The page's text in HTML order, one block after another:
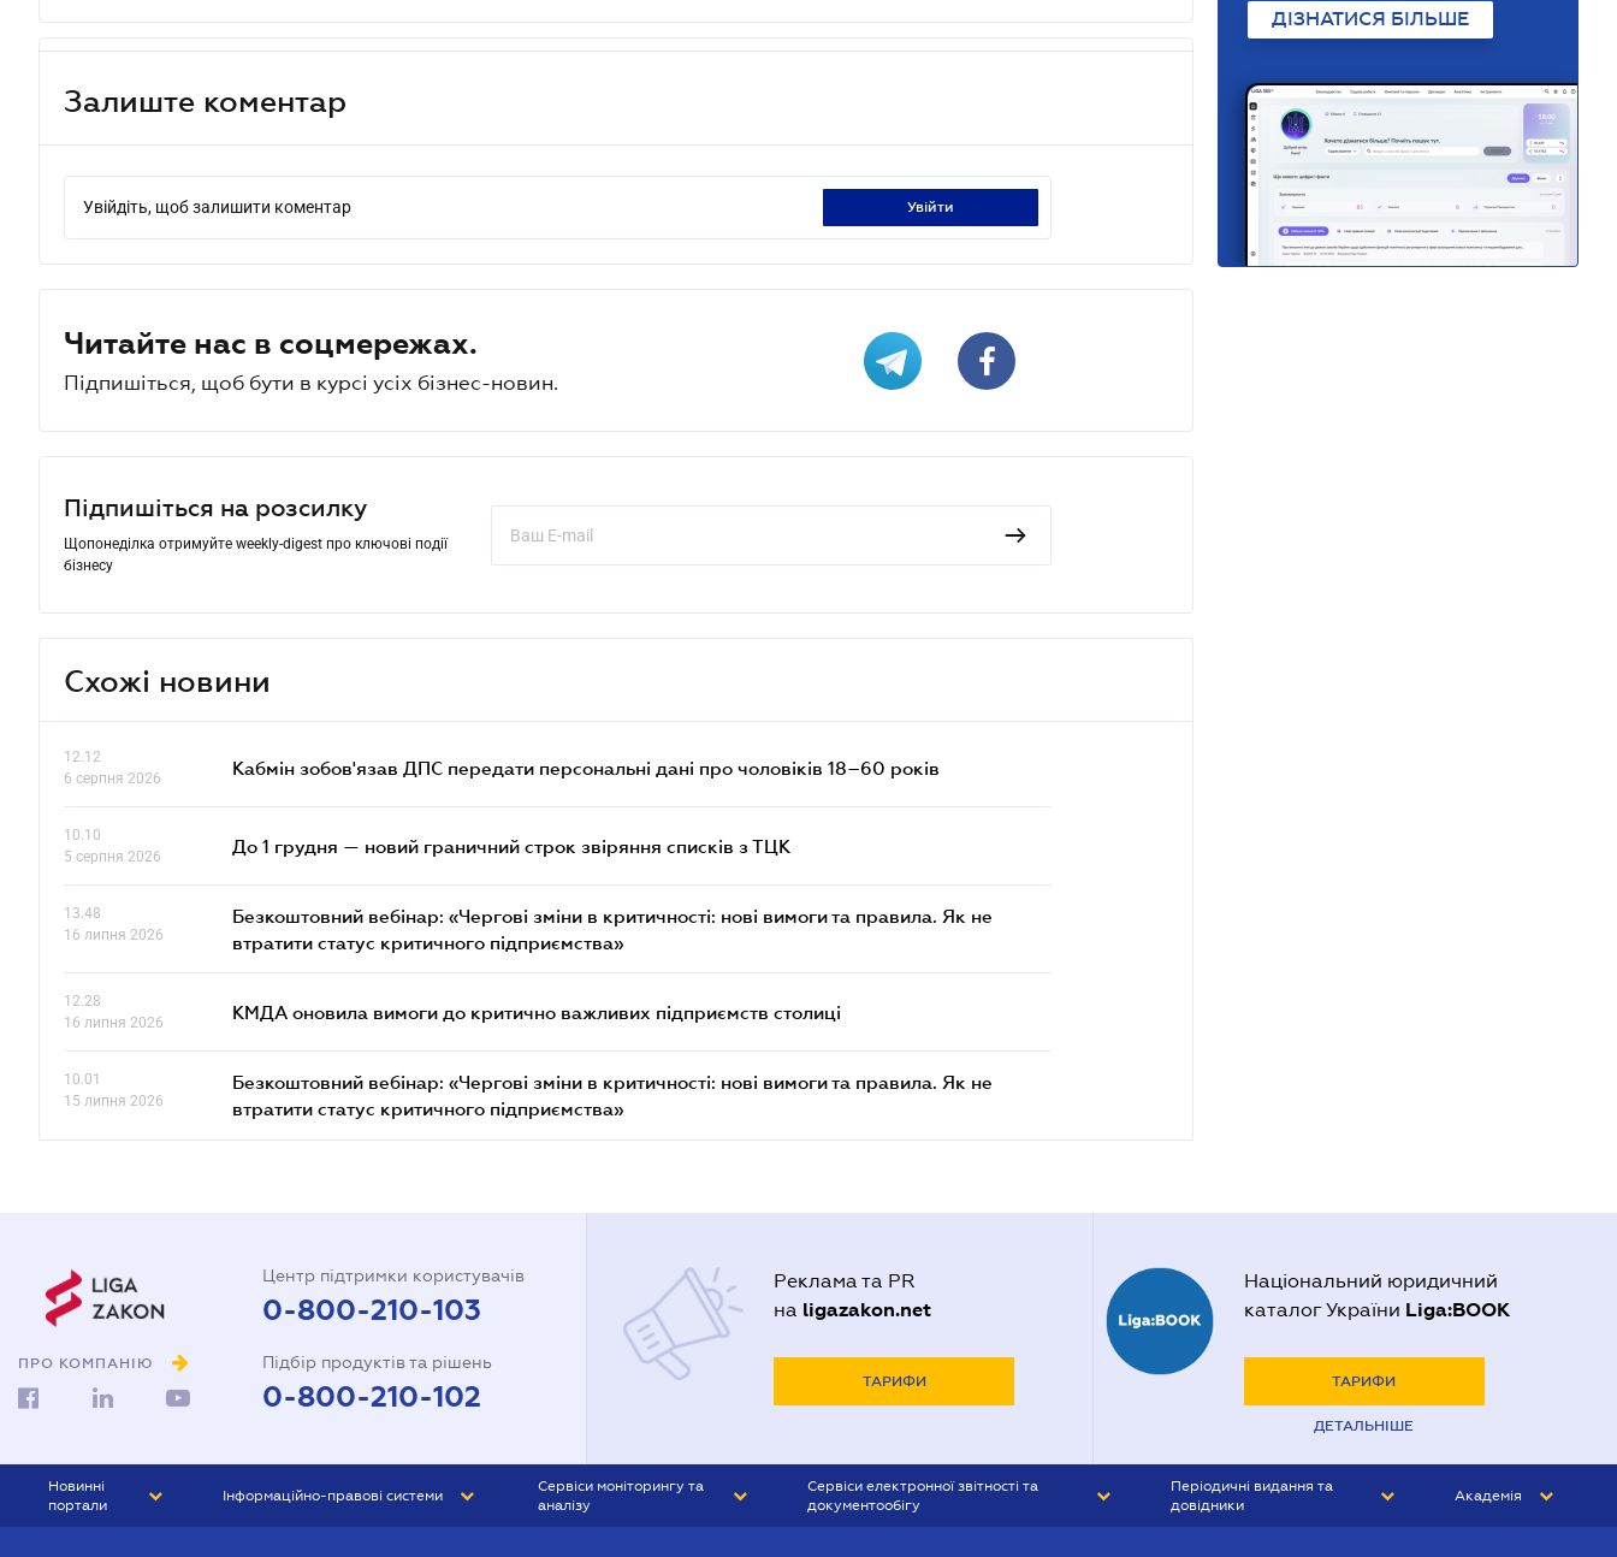
Залиште коментар
Увійдіть, щоб залишити коментар увійти
Читайте нас в соцмережах.
Підпишіться, щоб бути в курсі усіх бізнес-новин.
Підпишіться на розсилку
Щопонеділка отримуйте weekly-digest про ключові події
бізнесу
Схожі новини
12.12
6 серпня 2026
Кабмін зобов'язав ДПС передати персональні дані про чоловіків 18–60 років
10.10
5 серпня 2026
До 1 грудня — новий граничний строк звіряння списків з ТЦК
13.48
16 липня 2026
Безкоштовний вебінар: «Чергові зміни в критичності: нові вимоги та правила. Як не
втратити статус критичного підприємства»
12.28
16 липня 2026
КМДА оновила вимоги до критично важливих підприємств столиці
10.01
15 липня 2026
Безкоштовний вебінар: «Чергові зміни в критичності: нові вимоги та правила. Як не
втратити статус критичного підприємства»
ДІЗНАТИСЯ БІЛЬШЕ
ПРО КОМПАНІЮ
Центр підтримки користувачів
0-800-210-103
Підбір продуктів та рішень
0-800-210-102
Реклама та PR
на ligazakon.net
ТАРИФИ
Національний юридичний
каталог України Liga:BOOK
ТАРИФИ
ДЕТАЛЬНІШЕ
Новинні
портали
Інформаційно-правові системи
Сервіси моніторингу та
аналізу
Сервіси електронної звітності та
документообігу
Періодичні видання та
довідники
Академія